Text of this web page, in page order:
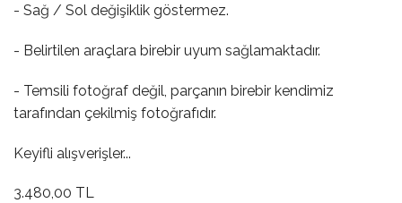
- Sağ / Sol değişiklik göstermez.
- Belirtilen araçlara birebir uyum sağlamaktadır.
- Temsili fotoğraf değil, parçanın birebir kendimiz
tarafından çekilmiş fotoğrafıdır.
Keyifli alışverişler...
3.480,00 TL